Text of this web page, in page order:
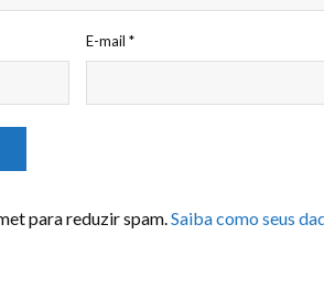
E-mail*
para reduzir spam.Saiba como seus